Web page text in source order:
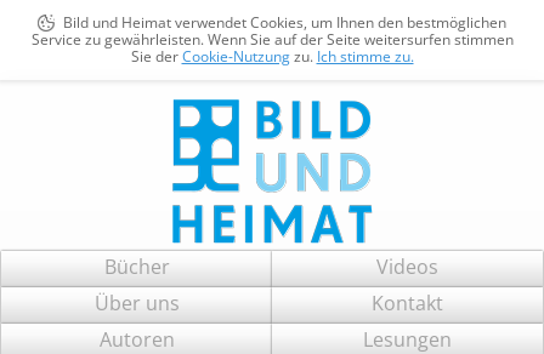
Bild und Heimat verwendet Cookies, um Ihnen den bestmöglichen
Service zu gewährleisten. Wenn Sie auf der Seite weitersurfen stimmen
Sie derCookie-Nutzungzu. Ich stimme zu.
Bild und Heimat
Inhalt
springen
Bücher
Videos
Über uns
Kontakt
Autoren
Lesungen